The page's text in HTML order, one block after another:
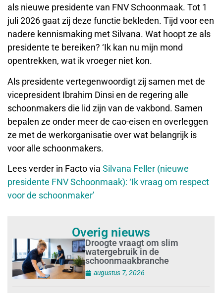
als nieuwe presidente van FNV Schoonmaak. Tot 1
juli 2026 gaat zij deze functie bekleden. Tijd voor een
nadere kennismaking met Silvana. Wat hoopt ze als
presidente te bereiken? ‘Ik kan nu mijn mond
opentrekken, wat ik vroeger niet kon.
Als presidente vertegenwoordigt zij samen met de
vicepresident Ibrahim Dinsi en de regering alle
schoonmakers die lid zijn van de vakbond. Samen
bepalen ze onder meer de cao-eisen en overleggen
ze met de werkorganisatie over wat belangrijk is
voor alle schoonmakers.
Lees verder in Facto via Silvana Feller (nieuwe
presidente FNV Schoonmaak): ‘Ik vraag om respect
voor de schoonmaker’
Overig nieuws
Droogte vraagt om slim
watergebruik in de
schoonmaakbranche
augustus 7, 2026